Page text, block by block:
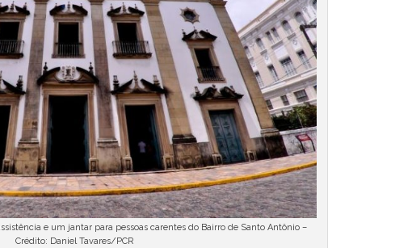
e um jantar para pessoas carentes do Bairro de Santo Antônio –
Crédito: Daniel Tavares/PCR